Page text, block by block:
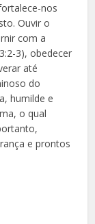
nos
Ouvir o
com a
3), obedecer
até
do
humilde e
o qual
e prontos